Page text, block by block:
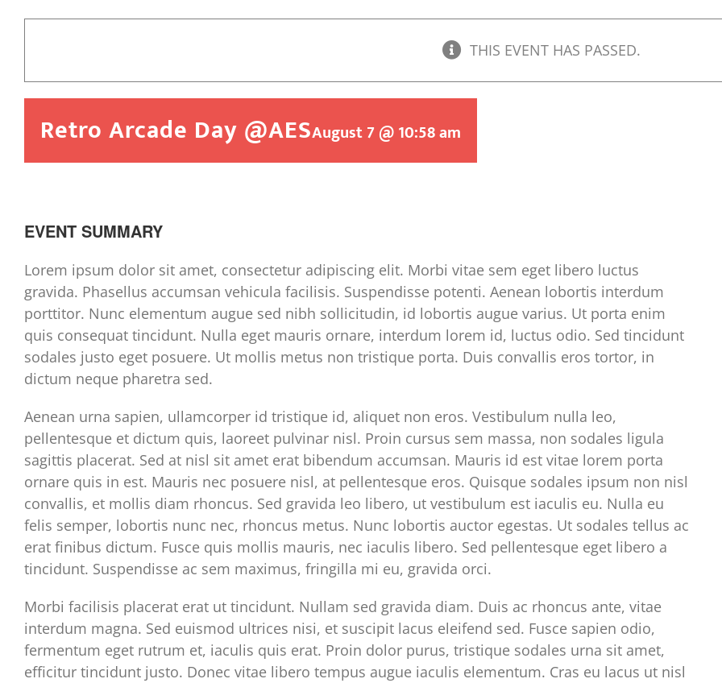
THIS EVENT HAS PASSED.
Retro Arcade Day @AESAugust 7 @ 10:58 am
EVENT SUMMARY
Lorem ipsum dolor sit amet, consectetur adipiscing elit. Morbi vitae sem eget libero luctus
gravida. Phasellus accumsan vehicula facilisis. Suspendisse potenti. Aenean lobortis interdum
porttitor. Nunc elementum augue sed nibh sollicitudin, id lobortis augue varius. Ut porta enim
quis consequat tincidunt. Nulla eget mauris ornare, interdum lorem id, luctus odio. Sed tincidunt
sodales justo eget posuere. Ut mollis metus non tristique porta. Duis convallis eros tortor, in
dictum neque pharetra sed.
Aenean urna sapien, ullamcorper id tristique id, aliquet non eros. Vestibulum nulla leo,
pellentesque et dictum quis, laoreet pulvinar nisl. Proin cursus sem massa, non sodales ligula
sagittis placerat. Sed at nisl sit amet erat bibendum accumsan. Mauris id est vitae lorem porta
ornare quis in est. Mauris nec posuere nisl, at pellentesque eros. Quisque sodales ipsum non nisl
convallis, et mollis diam rhoncus. Sed gravida leo libero, ut vestibulum est iaculis eu. Nulla eu
felis semper, lobortis nunc nec, rhoncus metus. Nunc lobortis auctor egestas. Ut sodales tellus ac
erat finibus dictum. Fusce quis mollis mauris, nec iaculis libero. Sed pellentesque eget libero a
tincidunt. Suspendisse ac sem maximus, fringilla mi eu, gravida orci.
Morbi facilisis placerat erat ut tincidunt. Nullam sed gravida diam. Duis ac rhoncus ante, vitae
interdum magna. Sed euismod ultrices nisi, et suscipit lacus eleifend sed. Fusce sapien odio,
fermentum eget rutrum et, iaculis quis erat. Proin dolor purus, tristique sodales urna sit amet,
efficitur tincidunt justo. Donec vitae libero tempus augue iaculis elementum. Cras eu lacus ut nisl